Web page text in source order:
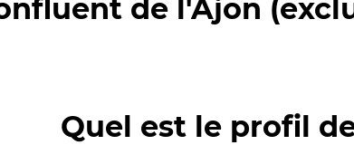
de l'Ajon
Quel est le profil